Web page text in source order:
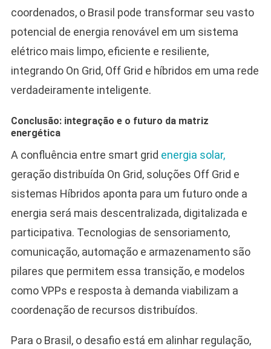
coordenados, o Brasil pode transformar seu vasto
potencial de energia renovável em um sistema
elétrico mais limpo, eficiente e resiliente,
integrando On Grid, Off Grid e híbridos em uma rede
verdadeiramente inteligente.
Conclusão: integração e o futuro da matriz
energética
A confluência entre smart grid energia solar,
geração distribuída On Grid, soluções Off Grid e
sistemas Híbridos aponta para um futuro onde a
energia será mais descentralizada, digitalizada e
participativa. Tecnologias de sensoriamento,
comunicação, automação e armazenamento são
pilares que permitem essa transição, e modelos
como VPPs e resposta à demanda viabilizam a
coordenação de recursos distribuídos.
Para o Brasil, o desafio está em alinhar regulação,